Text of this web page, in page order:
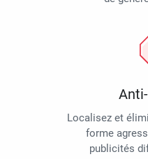
Localisez et
forme
publicités